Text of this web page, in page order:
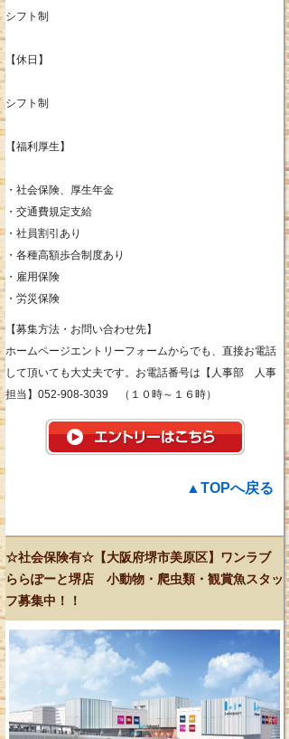
シフト制
【休日】
シフト制
【福利厚生】
・社会保険、厚生年金
・交通費規定支給
・社員割引あり
・各種高額歩合制度あり
・雇用保険
・労災保険
【募集方法・お問い合わせ先】
ホームページエントリーフォームからでも、直接お電話
して頂いても大丈夫です。お電話番号は【人事部 人事
担当】052-908-3039 （１０時～１６時）
▲TOPへ戻る
☆社会保険有☆【大阪府堺市美原区】ワンラブ
ららぽーと堺店 小動物・爬虫類・観賞魚スタッ
フ募集中！！